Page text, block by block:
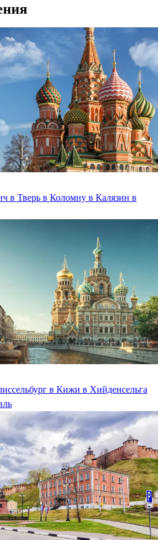
в Тверь в Коломну в Калязин в
в Кижи в Хийденсельга